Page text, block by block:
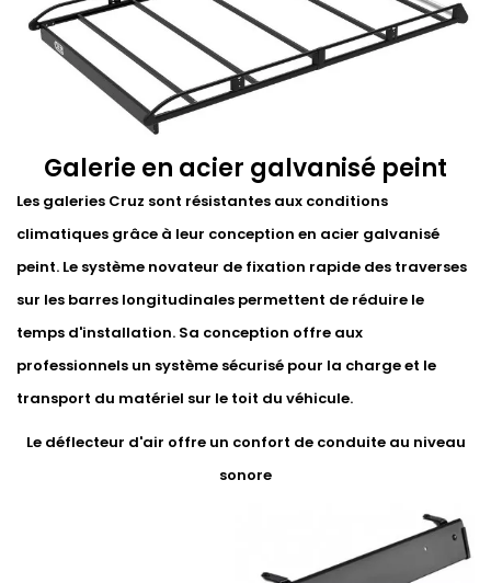
Galerie en acier galvanisé peint
Les galeries Cruz sont résistantes aux conditions
climatiques grâce à leur conception en acier galvanisé
peint. Le système novateur de fixation rapide des traverses
sur les barres longitudinales permettent de réduire le
temps d'installation. Sa conception offre aux
professionnels un système sécurisé pour la charge et le
transport du matériel sur le toit du véhicule.
Le déflecteur d'air offre un confort de conduite au niveau
sonore